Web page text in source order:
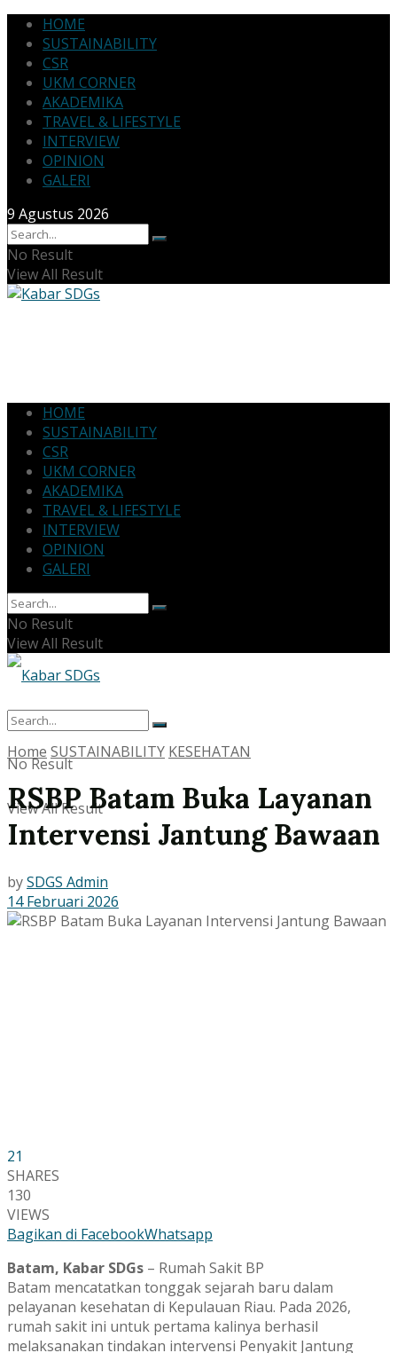
HOME
SUSTAINABILITY
CSR
UKM CORNER
AKADEMIKA
TRAVEL & LIFESTYLE
INTERVIEW
OPINION
GALERI
9 Agustus 2026
No Result
View All Result
HOME
SUSTAINABILITY
CSR
UKM CORNER
AKADEMIKA
TRAVEL & LIFESTYLE
INTERVIEW
OPINION
GALERI
No Result
View All Result
No Result
View All Result
Home SUSTAINABILITY KESEHATAN
RSBP Batam Buka Layanan
Intervensi Jantung Bawaan
bySDGS Admin
14 Februari 2026
21
SHARES
130
VIEWS
Bagikan di FacebookWhatsapp
Batam, Kabar SDGs – Rumah Sakit BP
Batam mencatatkan tonggak sejarah baru dalam
pelayanan kesehatan di Kepulauan Riau. Pada 2026,
rumah sakit ini untuk pertama kalinya berhasil
melaksanakan tindakan intervensi Penyakit Jantung